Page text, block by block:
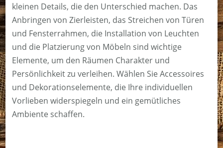
kleinen Details, die den Unterschied machen. Das
Anbringen von Zierleisten, das Streichen von Türen
und Fensterrahmen, die Installation von Leuchten
und die Platzierung von Möbeln sind wichtige
Elemente, um den Räumen Charakter und
Persönlichkeit zu verleihen. Wählen Sie Accessoires
und Dekorationselemente, die Ihre individuellen
Vorlieben widerspiegeln und ein gemütliches
Ambiente schaffen.